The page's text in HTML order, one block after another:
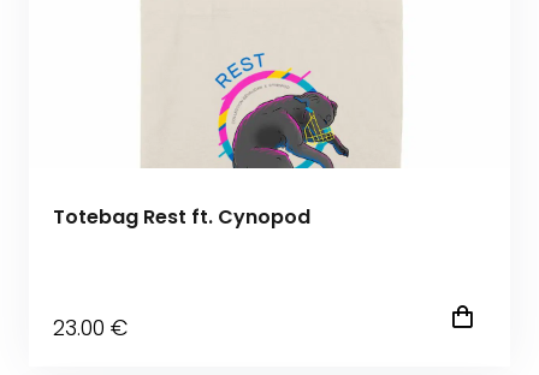
Totebag Rest ft. Cynopod
23.00 €